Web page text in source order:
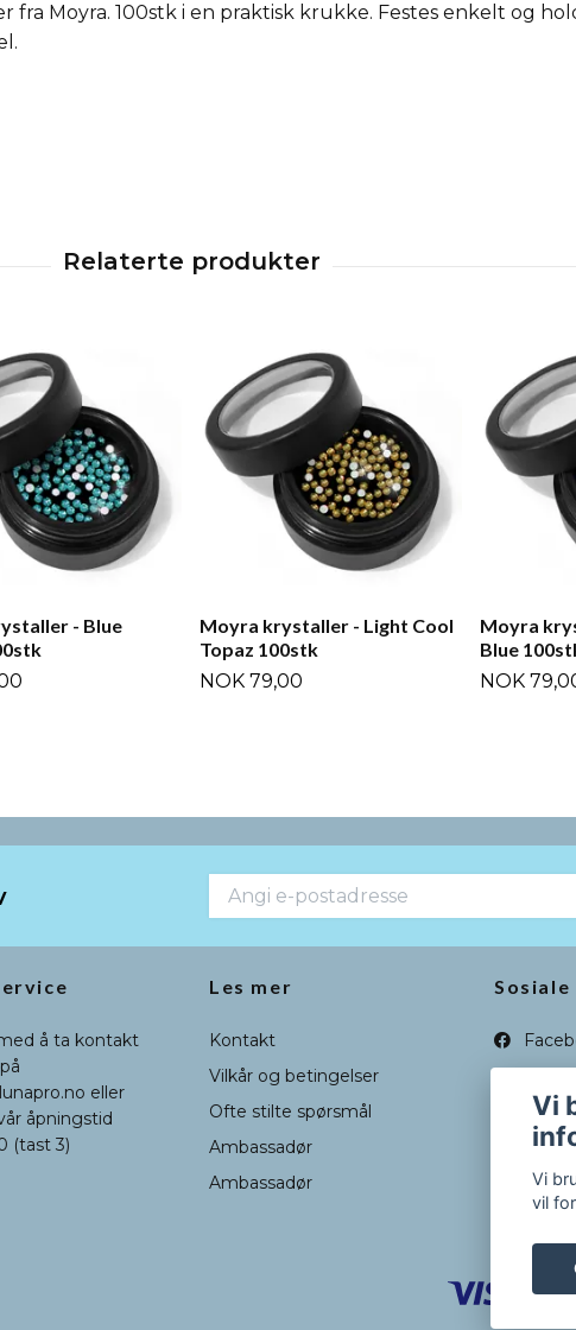
fra Moyra. 100stk i en praktisk krukke. Festes enkelt og
- Blue
Moyra krystaller - Light Cool
Topaz 100stk
NOK 79,00
Moyra
Blue
NOK
å ta kontakt
eller
åpningstid
(tast 3)
Les mer
Kontakt
Vilkår og betingelser
Ofte stilte spørsmål
Ambassadør
Ambassadør
Sosiale
Vi
Vi
vil